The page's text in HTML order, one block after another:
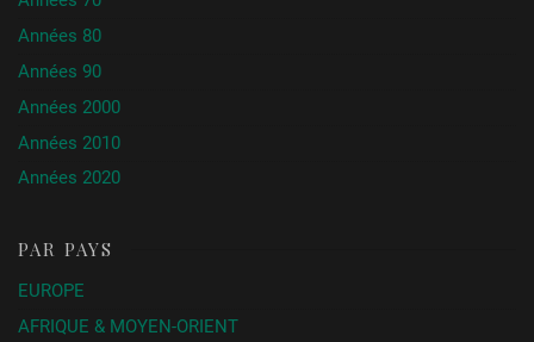
Années 80
Années 90
Années 2000
Années 2010
Années 2020
PAR PAYS
EUROPE
AFRIQUE & MOYEN-ORIENT